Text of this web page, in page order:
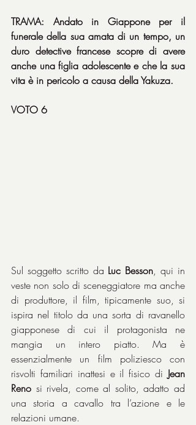
TRAMA: Andato in Giappone per il
funerale della sua amata di un tempo, un
duro detective francese scopre di avere
anche una figlia adolescente e che la sua
vita è in pericolo a causa della Yakuza.
VOTO 6
Sul soggetto scritto da Luc Besson, qui in
veste non solo di sceneggiatore ma anche
di produttore, il film, tipicamente suo, si
ispira nel titolo da una sorta di ravanello
giapponese di cui il protagonista ne
mangia un intero piatto. Ma è
essenzialmente un film poliziesco con
risvolti familiari inattesi e il fisico di Jean
Reno si rivela, come al solito, adatto ad
una storia a cavallo tra l’azione e le
relazioni umane.